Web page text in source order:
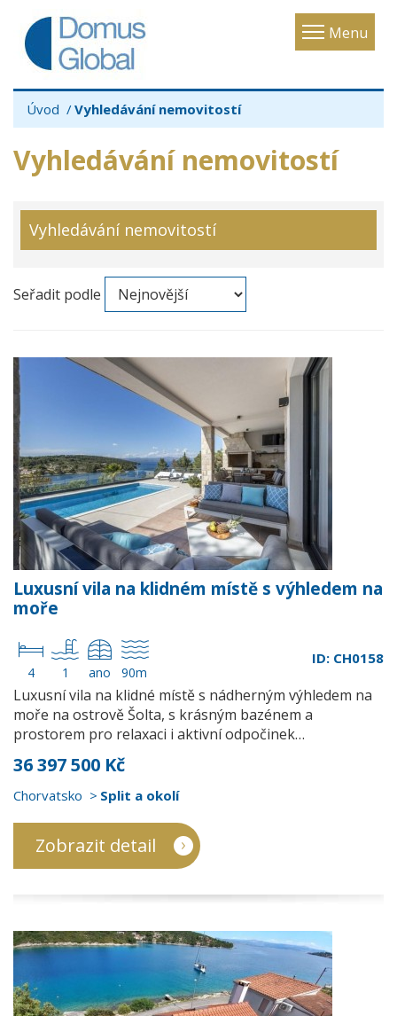
Menu
Toggle
Úvod Vyhledávání nemovitostí
Vyhledávání nemovitostí
Vyhledávání nemovitostí
Seřadit podle
Luxusní vila na klidném místě s výhledem na
moře
4 1 ano 90m
ID: CH0158
Luxusní vila na klidné místě s nádherným výhledem na
moře na ostrově Šolta, s krásným bazénem a
prostorem pro relaxaci i aktivní odpočinek…
36 397 500 Kč
Chorvatsko Split a okolí
Zobrazit detail